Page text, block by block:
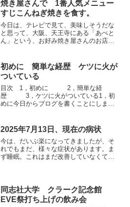
焼き屋さんで 1番人気メニュー
すじこんねぎ焼きを食す。
今日は、テレビで見て、美味しそうだな
と思って、大阪、天王寺にある「あべと
ん」という、お好み焼き屋さんのお店
うのは、外人さんが、何しに日本に来た
かという番組で、日本のお...
初めに 簡単な経歴 ケツに火が
ついている
目次 1，初めに 2，簡単な経
歴 3，ケツに火がついている1，初
めに今日からブログを書くことにしまし
らチャレンジするブロガーです。資産は
約1,100万円です。主...
2025年7月13日、現在の病状
今は、だいぶ楽になってきましたが、そ
れでもまだ、様々な症状があります。ま
ず睡眠。これはまだ改善していなくて、
度目は２時間くらいし...
同志社大学 クラーク記念館
EVE祭打ち上げの飲み会